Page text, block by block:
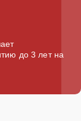
до 3 лет на